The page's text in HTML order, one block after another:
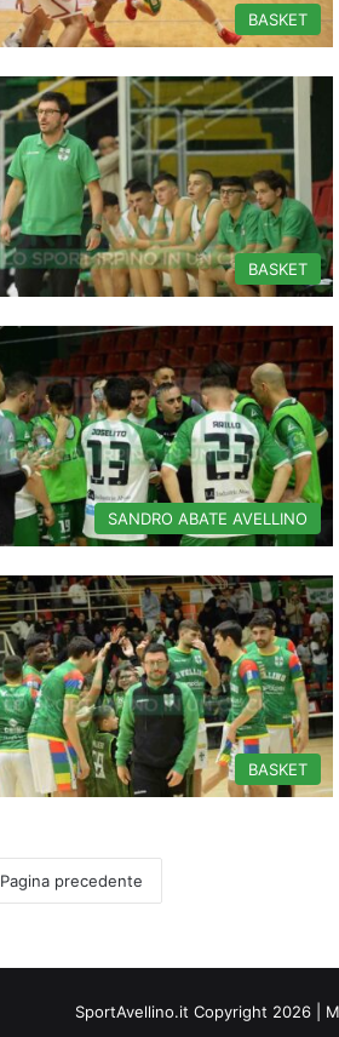
BASKET
BASKET
SANDRO ABATE AVELLINO
BASKET
Pagina precedente
SportAvellino.it Copyright 2026 |